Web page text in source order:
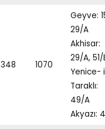
348 1070
Geyve:
29/A
Akhisar:
29/A, 51/
Yenice- i
Taraklı:
49/A
Akyazı: